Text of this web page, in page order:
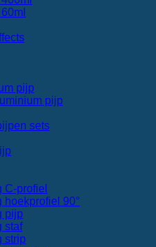
pijp
pijp
sets
C-profiel
hoekprofiel 90°
pijp
staf
strip